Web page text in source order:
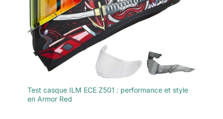
Test casque ILM ECE Z501 : performance et style
en Armor Red